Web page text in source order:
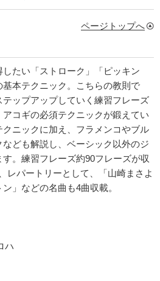
ページトップへ
たい「ストローク」「ピッキン
本テクニック。こちらの教則で
ップアップしていく練習フレーズ
コギの必須テクニックが鍛えてい
ニックに加え、フラメンコやブル
ども解説し、ベーシック以外のジ
。練習フレーズ約90フレーズが収
レパートリーとして、「山崎まさよ
」などの名曲も4曲収載。
ハ